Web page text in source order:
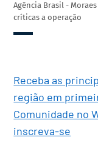
Agência Brasil -
críticas a operação
Receba as
região em
Comunidade no
inscreva-se